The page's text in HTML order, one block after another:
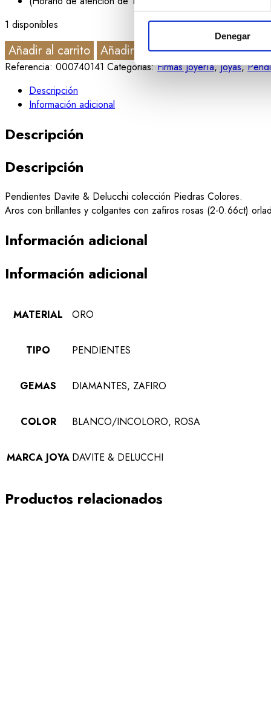
Denegar
1 disponibles
Añadir al carrito Añadir a la lista de deseos
Referencia: 000740141 Categorias:Firmas Joyería,Joyas,
Descripción
Información adicional
Descripción
Descripción
Pendientes Davite & Delucchi colección Piedras Colores.
Aros con brillantes y colgantes con zafiros rosas (2-0.66ct)
Información adicional
Información adicional
MATERIAL ORO
TIPO PENDIENTES
GEMAS DIAMANTES, ZAFIRO
COLOR BLANCO/INCOLORO, ROSA
MARCA JOYA DAVITE & DELUCCHI
Productos relacionados